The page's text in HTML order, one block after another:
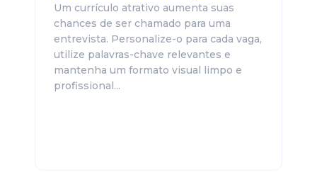
Um currículo atrativo aumenta suas
chances de ser chamado para uma
entrevista. Personalize-o para cada vaga,
utilize palavras-chave relevantes e
mantenha um formato visual limpo e
profissional...